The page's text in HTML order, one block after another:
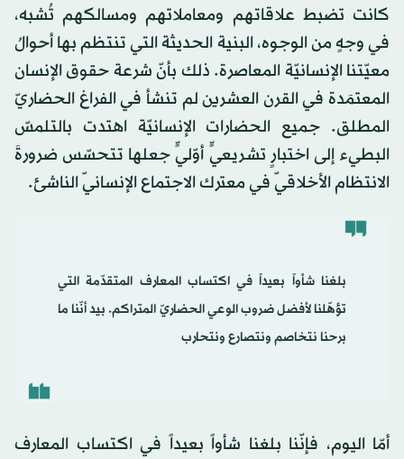
كانت تضبط علاقاتهم ومعاملاتهم ومسالكهم تُشبه،
في وجهٍ من الوجوه، البنية الحديثة التي تنتظم بها أحوالُ
معيّتنا الإنسانيّة المعاصرة. ذلك بأنّ شرعة حقوق الإنسان
المعتمَدة في القرن العشرين لم تنشأ في الفراغ الحضاريّ
المطلق. جميع الحضارات الإنسانيّة اهتدت بالتلمسّ
البطيء إلى اختبارٍ تشريعيٍّ أوّليٍّ جعلها تتحسّس ضرورةَ
الانتظام الأخلاقيّ في معترك الاجتماع الإنسانيّ الناشئ.
بلغنا شأواً بعيداً في اكتساب المعارف المتقدّمة التي
تؤهّلنا لأفضل ضروب الوعي الحضاريّ المتراكم. بيد أنّنا ما
برحنا نتخاصم ونتصارع ونتحارب
أمّا اليوم، فإنّنا بلغنا شأواً بعيداً في اكتساب المعارف